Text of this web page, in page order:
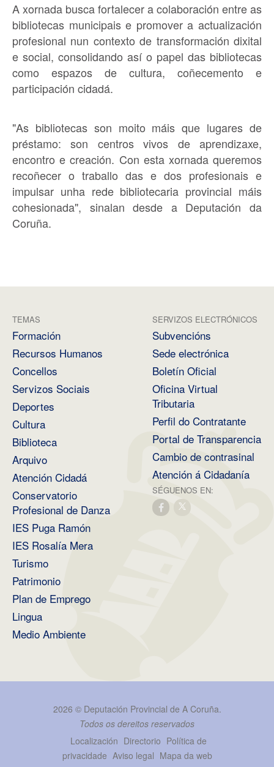
A xornada busca fortalecer a colaboración entre as
bibliotecas municipais e promover a actualización
profesional nun contexto de transformación dixital
e social, consolidando así o papel das bibliotecas
como espazos de cultura, coñecemento e
participación cidadá.
"As bibliotecas son moito máis que lugares de
préstamo: son centros vivos de aprendizaxe,
encontro e creación. Con esta xornada queremos
recoñecer o traballo das e dos profesionais e
impulsar unha rede bibliotecaria provincial máis
cohesionada", sinalan desde a Deputación da
Coruña.
TEMAS
Formación
Recursos Humanos
Concellos
Servizos Sociais
Deportes
Cultura
Biblioteca
Arquivo
Atención Cidadá
Conservatorio
Profesional de Danza
IES Puga Ramón
IES Rosalía Mera
Turismo
Patrimonio
Plan de Emprego
Lingua
Medio Ambiente
SERVIZOS ELECTRÓNICOS
Subvencións
Sede electrónica
Boletín Oficial
Oficina Virtual
Tributaria
Perfil do Contratante
Portal de Transparencia
Cambio de contrasinal
Atención á Cidadanía
SÉGUENOS EN:
2026 © Deputación Provincial de A Coruña.
Todos os dereitos reservados
Localización Directorio Política de
privacidade Aviso legal Mapa da web